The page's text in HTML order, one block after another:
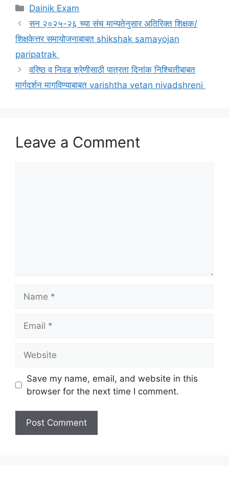
Categories
Dainik Exam
सन २०२५-२६ च्या संच मान्यतेनुसार अतिरिक्त शिक्षक/
शिक्षकेत्तर समायोजनाबाबत shikshak samayojan
paripatrak
वरिष्ठ व निवड श्रेणीसाठी पात्रता दिनांक निश्चितीबाबत
मार्गदर्शन मागविण्याबाबत varishtha vetan nivadshreni
Leave a Comment
Save my name, email, and website in this
browser for the next time I comment.